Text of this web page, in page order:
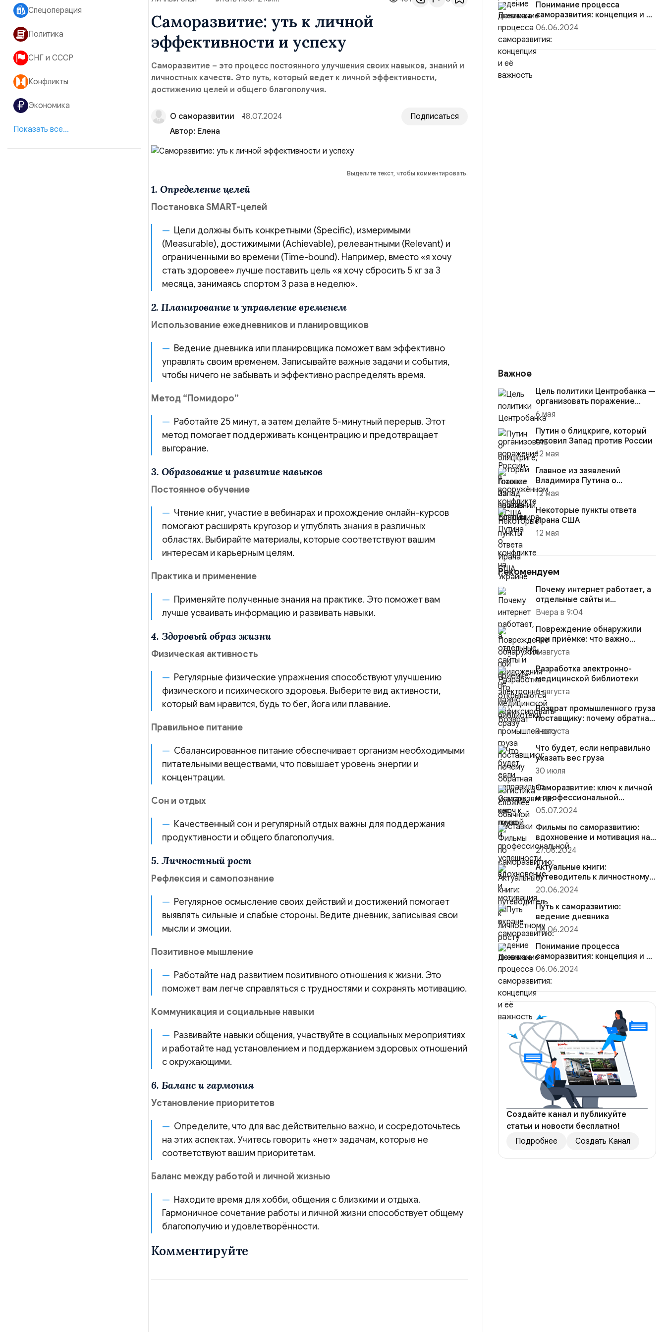
Спецоперация
Политика
СНГ и СССР
Конфликты
Экономика
Показать все...
Саморазвитие: уть к личной
эффективности и успеху
Саморазвитие – это процесс постоянного улучшения своих навыков, знаний и
личностных качеств. Это путь, который ведет к личной эффективности,
достижению целей и общего благополучия.
О саморазвитии 18.07.2024
Подписаться
Автор: Елена
Выделите текст, чтобы комментировать.
1. Определение целей
Постановка SMART-целей
Цели должны быть конкретными (Specific), измеримыми
(Measurable), достижимыми (Achievable), релевантными (Relevant) и
ограниченными во времени (Time-bound). Например, вместо «я хочу
стать здоровее» лучше поставить цель «я хочу сбросить 5 кг за 3
месяца, занимаясь спортом 3 раза в неделю».
2. Планирование и управление временем
Использование ежедневников и планировщиков
Ведение дневника или планировщика поможет вам эффективно
управлять своим временем. Записывайте важные задачи и события,
чтобы ничего не забывать и эффективно распределять время.
Метод “Помидоро”
Работайте 25 минут, а затем делайте 5-минутный перерыв. Этот
метод помогает поддерживать концентрацию и предотвращает
выгорание.
3. Образование и развитие навыков
Постоянное обучение
Чтение книг, участие в вебинарах и прохождение онлайн-курсов
помогают расширять кругозор и углублять знания в различных
областях. Выбирайте материалы, которые соответствуют вашим
интересам и карьерным целям.
Практика и применение
Применяйте полученные знания на практике. Это поможет вам
лучше усваивать информацию и развивать навыки.
4. Здоровый образ жизни
Физическая активность
Регулярные физические упражнения способствуют улучшению
физического и психического здоровья. Выберите вид активности,
который вам нравится, будь то бег, йога или плавание.
Правильное питание
Сбалансированное питание обеспечивает организм необходимыми
питательными веществами, что повышает уровень энергии и
концентрации.
Сон и отдых
Качественный сон и регулярный отдых важны для поддержания
продуктивности и общего благополучия.
5. Личностный рост
Рефлексия и самопознание
Регулярное осмысление своих действий и достижений помогает
выявлять сильные и слабые стороны. Ведите дневник, записывая свои
мысли и эмоции.
Позитивное мышление
Работайте над развитием позитивного отношения к жизни. Это
поможет вам легче справляться с трудностями и сохранять мотивацию.
Коммуникация и социальные навыки
Развивайте навыки общения, участвуйте в социальных мероприятиях
и работайте над установлением и поддержанием здоровых отношений
с окружающими.
6. Баланс и гармония
Установление приоритетов
Определите, что для вас действительно важно, и сосредоточьтесь
на этих аспектах. Учитесь говорить «нет» задачам, которые не
соответствуют вашим приоритетам.
Баланс между работой и личной жизнью
Находите время для хобби, общения с близкими и отдыха.
Гармоничное сочетание работы и личной жизни способствует общему
благополучию и удовлетворённости.
Комментируйте
Понимание процесса
саморазвития: концепция и её
важност...
06.06.2024
Важное
Цель политики Центробанка —
организовать поражение
России в вооружённом
конфликте с США
6 мая
Путин о блицкриге, который
готовил Запад против России
12 мая
Главное из заявлений
Владимира Путина о
конфликте на Украине
12 мая
Некоторые пункты ответа
Ирана США
12 мая
Рекомендуем
Почему интернет работает, а
отдельные сайты и
приложения не открываются
Вчера в 9:04
Повреждение обнаружили
при приёмке: что важно
зафиксировать сразу
6 августа
Разработка электронно-
медицинской библиотеки
6 августа
Возврат промышленного груза
поставщику: почему обратная
логистика сложнее об...
3 августа
Что будет, если неправильно
указать вес груза
30 июля
Саморазвитие: ключ к личной
и профессиональной
успешности
05.07.2024
Фильмы по саморазвитию:
вдохновение и мотивация на
экране
27.06.2024
Актуальные книги:
путеводитель к личностному
росту
20.06.2024
Путь к саморазвитию:
ведение дневника
08.06.2024
Понимание процесса
саморазвития: концепция и её
важность
06.06.2024
Создайте канал и публикуйте
статьи и новости бесплатно!
Подробнее
Создать Канал